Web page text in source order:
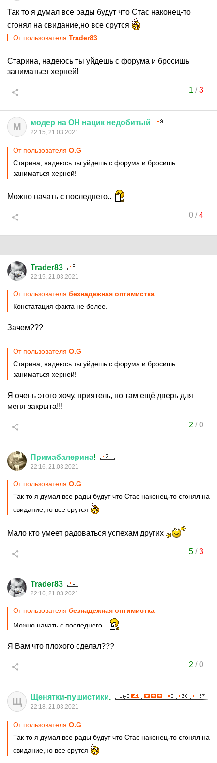
Так то я думал все рады будут что Стас наконец-то
сгонял на свидание,но все срутся
От пользователя Trader83
Старина, надеюсь ты уйдешь с форума и бросишь
заниматься херней!
1 /3
М модер на ОН нацик недобитый
22:15, 21.03.2021
От пользователя O.G
Старина, надеюсь ты уйдешь с форума и бросишь
заниматься херней!
Можно начать с последнего..
0/4
Trader83
22:15, 21.03.2021
От пользователя безнадежная оптимистка
Констатация факта не более.
Зачем???
От пользователя O.G
Старина, надеюсь ты уйдешь с форума и бросишь
заниматься херней!
Я очень этого хочу, приятель, но там ещё дверь для
меня закрыта!!!
2 /0
Примабалерина!
22:16, 21.03.2021
От пользователя O.G
Так то я думал все рады будут что Стас наконец-то сгонял на
свидание,но все срутся
Мало кто умеет радоваться успехам других
5/3
Trader83
22:16, 21.03.2021
От пользователя безнадежная оптимистка
Можно начать с последнего..
Я Вам что плохого сделал???
2 /0
Щ Щенятки-пушистики.
22:18, 21.03.2021
От пользователя O.G
Так то я думал все рады будут что Стас наконец-то сгонял на
свидание,но все срутся